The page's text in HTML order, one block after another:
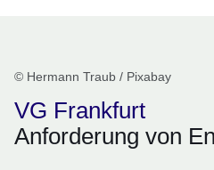
© Hermann Traub / Pixabay
VG Frankfurt
Anforderung von